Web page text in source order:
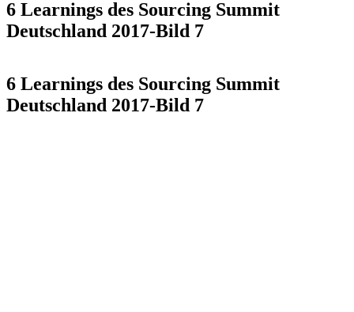
6 Learnings des Sourcing Summit
Deutschland 2017-Bild 7
6 Learnings des Sourcing Summit
Deutschland 2017-Bild 7